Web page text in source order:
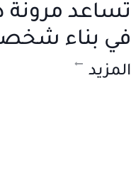
تساعد مرونة
في بناء
المزيد